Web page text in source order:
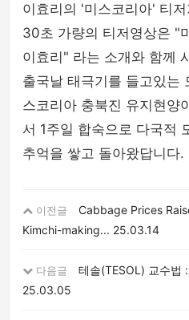
이효리의 '미스코리아' 티
30초 가량의 티저영상은 "
이효리" 라는 소개와 함께
출국날 태극기를 들고있는
스코리아 충북진 유지현양
서 1주일 합숙으로 다국적
추억을 쌓고 돌아왔답니다.
이전글
Cabbage Prices
Kimchi-making... 25.03.14
다음글
테솔(TESOL) 교수법
25.03.05